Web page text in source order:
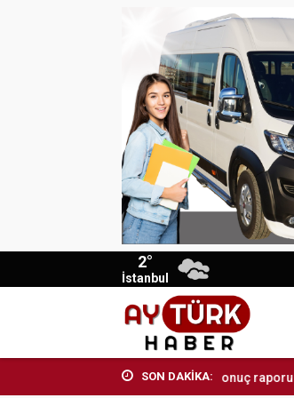
2°
İstanbul
SON DAKİKA:
LGS’de ilk yerleştirme sonuç raporu yayımland...